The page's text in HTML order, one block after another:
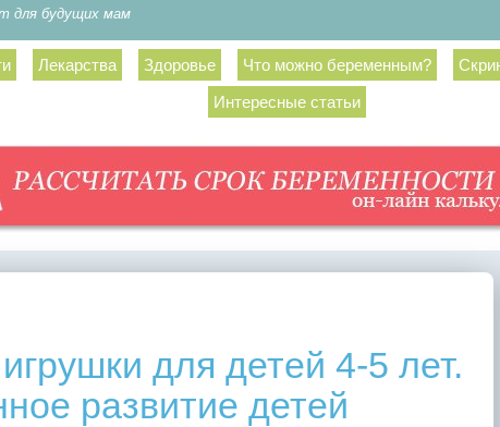
для будущих мам
Лекарства Здоровье Что можно беременным?
Интересные статьи
для детей 4-5 лет.
развитие детей